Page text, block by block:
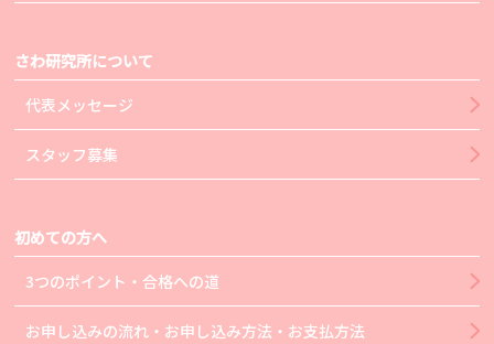
さわ研究所について
代表メッセージ
スタッフ募集
初めての方へ
3つのポイント・合格への道
お申し込みの流れ・お申し込み方法・お支払方法